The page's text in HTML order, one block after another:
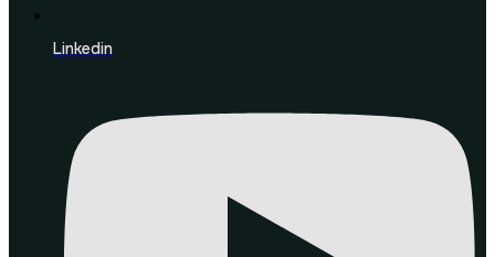
Linkedin